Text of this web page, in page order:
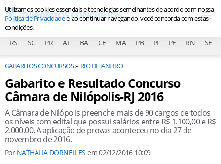
RS SC PR AL BA CE MA PB PI PE RN SE
GABARITOS CONCURSOS RIO DE JANEIRO
Gabarito e Resultado Concurso
Câmara de Nilópolis-RJ 2016
A Câmara de Nilópolis preenche mais de 90 cargos de todos
os níveis com edital que possui salários entre R$ 1.100,00 e R$
2.000,00. A aplicação de provas aconteceu no dia 27 de
novembro de 2016.
Por NATHÁLIA DORNELLES em02/12/2016 10:09
Utilizamos cookies essenciais e tecnologias semelhantes de acordo com nossa
Política de Privacidadee, ao continuar navegando, você concorda com estas
condições.